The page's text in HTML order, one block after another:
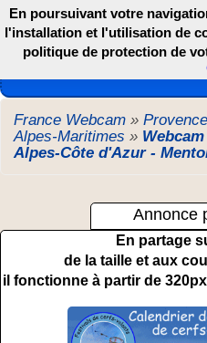
Les webcams de
France Webcam »
Alpes-Maritimes »
Alpes-Côte d'Azur -
Annonce
En partage
de la taille et aux
il fonctionne à partir de
En poursuivant votre
l'installation et l'utilisation de
politique de protection de